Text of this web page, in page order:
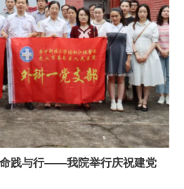
命践与行——我院举行庆祝建党